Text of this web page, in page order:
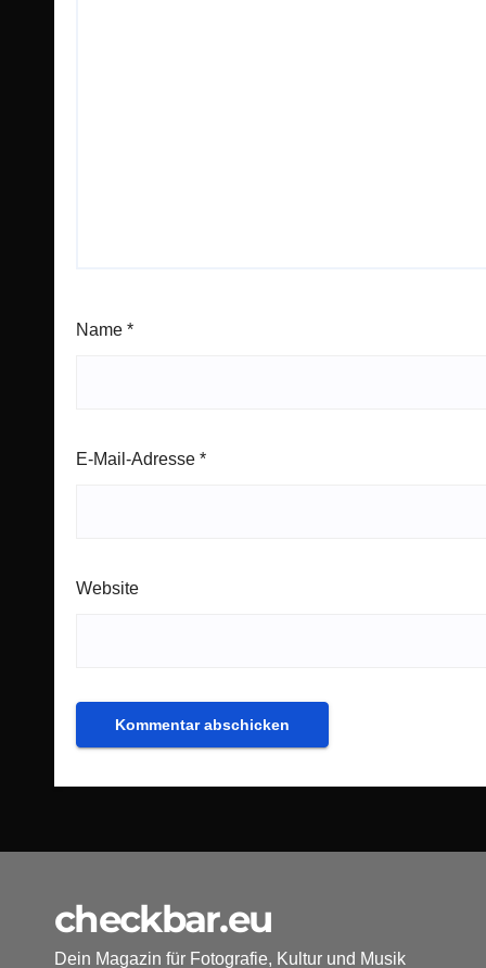
Name *
E-Mail-Adresse *
Website
checkbar.eu
Dein Magazin für Fotografie, Kultur und Musik